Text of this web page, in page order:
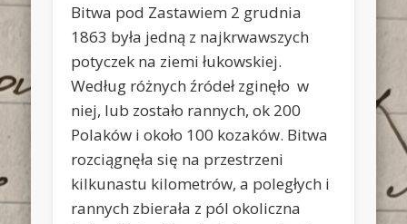
Bitwa pod Zastawiem 2 grudnia
1863 była jedną z najkrwawszych
potyczek na ziemi łukowskiej.
Według różnych źródeł zginęło w
niej, lub zostało rannych, ok 200
Polaków i około 100 kozaków. Bitwa
rozciągnęła się na przestrzeni
kilkunastu kilometrów, a poległych i
rannych zbierała z pól okoliczna